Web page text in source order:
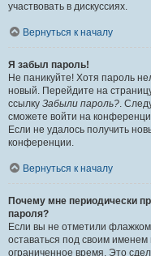
участвовать в дискуссиях.
Вернуться к началу
Я забыл пароль!
Не паникуйте! Хотя пароль
новый. Перейдите на
ссылку Забыли пароль?.
сможете войти на
Если не удалось получить
конференции.
Вернуться к началу
Почему мне периодически
пароля?
Если вы не отметили флажком
оставаться под своим
ограниченное время. Это